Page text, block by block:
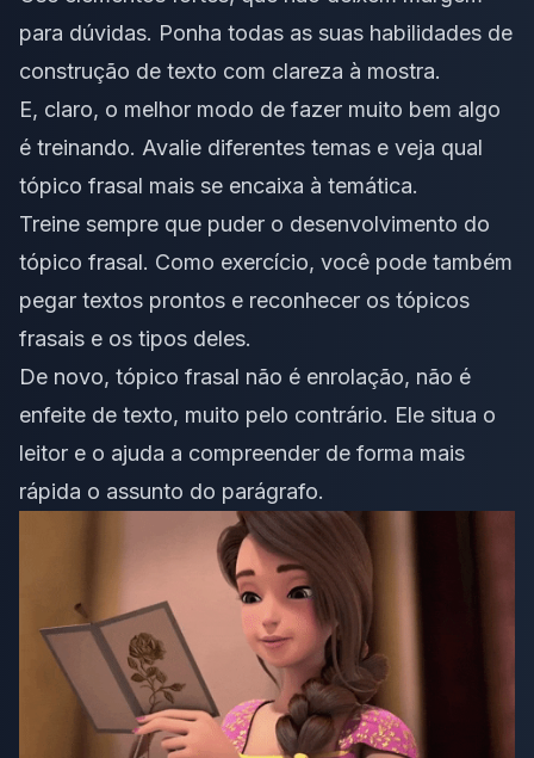
para dúvidas. Ponha todas as suas habilidades de
construção de texto com clareza à mostra.
E, claro, o melhor modo de fazer muito bem algo
é treinando. Avalie diferentes temas e veja qual
tópico frasal mais se encaixa à temática.
Treine sempre que puder o desenvolvimento do
tópico frasal. Como exercício, você pode também
pegar textos prontos e reconhecer os tópicos
frasais e os tipos deles.
De novo, tópico frasal não é enrolação, não é
enfeite de texto, muito pelo contrário. Ele situa o
leitor e o ajuda a compreender de forma mais
rápida o assunto do parágrafo.